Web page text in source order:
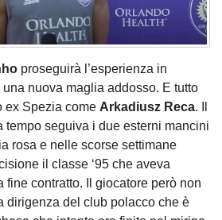
proseguirà l’esperienza in
nuova maglia addosso. E tutto
ex Spezia come Arkadiusz Reca. Il
tempo seguiva i due esterni mancini
rosa e nelle scorse settimane
il classe ‘95 che aveva
fine contratto. Il giocatore però non
dirigenza del club polacco che è